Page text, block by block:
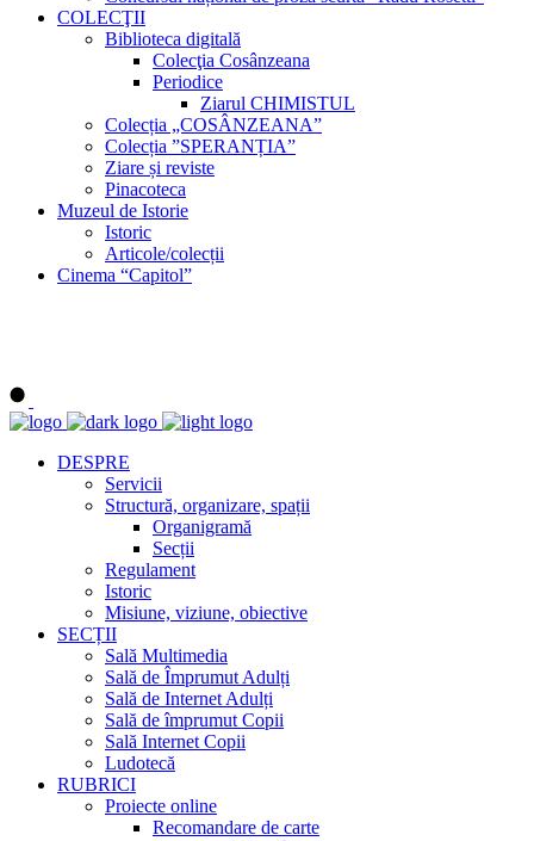
COLECŢII
Biblioteca digitală
Colecţia Cosânzeana
Periodice
Ziarul CHIMISTUL
Colecția „COSÂNZEANA”
Colecția ”SPERANȚIA”
Ziare și reviste
Pinacoteca
Muzeul de Istorie
Istoric
Articole/colecții
Cinema “Capitol”
DESPRE
Servicii
Structură, organizare, spații
Organigramă
Secții
Regulament
Istoric
Misiune, viziune, obiective
SECȚII
Sală Multimedia
Sală de Împrumut Adulți
Sală de Internet Adulți
Sală de împrumut Copii
Sală Internet Copii
Ludotecă
RUBRICI
Proiecte online
Recomandare de carte